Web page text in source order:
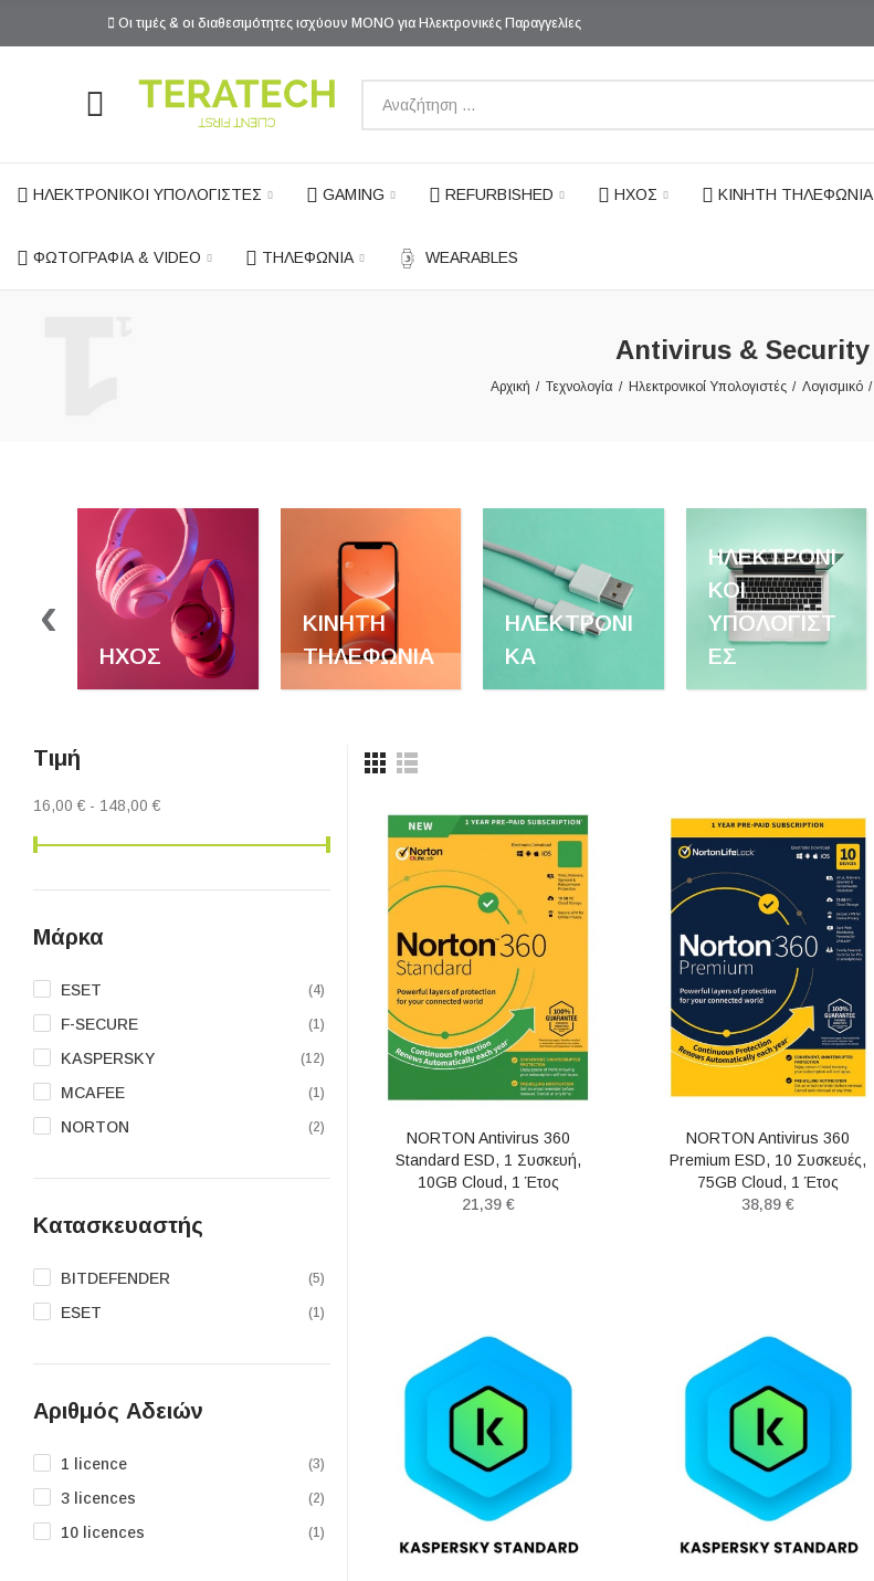
Οι τιμές & οι διαθεσιμότητες ισχύουν ΜΟΝΟ για Ηλεκτρονικές Παραγγελίες
ΗΛΕΚΤΡΟΝΙΚΟΙ ΥΠΟΛΟΓΙΣΤΕΣ GAMING REFURBISHED ΗΧΟΣ ΚΙΝΗΤΗ ΤΗΛΕΦΩΝΙΑ
ΦΩΤΟΓΡΑΦΙΑ & VIDEO ΤΗΛΕΦΩΝΙΑ WEARABLES
Antivirus & Security
Αρχική Τεχνολογία Ηλεκτρονικοί Υπολογιστές Λογισμικό
‹
ΉΧΟΣ
ΚΙΝΗΤΉ
ΤΗΛΕΦΩΝΊΑ
ΗΛΕΚΤΡΟΝΙ
ΚΆ
ΗΛΕΚΤΡΟΝΙ
ΚΟΊ
ΥΠΟΛΟΓΙΣΤ
ΈΣ
NORTON Antivirus 360
Standard ESD, 1 Συσκευή,
10GB Cloud, 1 Έτος
21,39 €
NORTON Antivirus 360
Premium ESD, 10 Συσκευές,
75GB Cloud, 1 Έτος
38,89 €
Τιμή
16,00 € - 148,00 €
Μάρκα
ESET (4)
F-SECURE (1)
KASPERSKY (12)
MCAFEE (1)
NORTON (2)
Κατασκευαστής
BITDEFENDER (5)
ESET (1)
Αριθμός Αδειών
1 licence (3)
3 licences (2)
10 licences (1)